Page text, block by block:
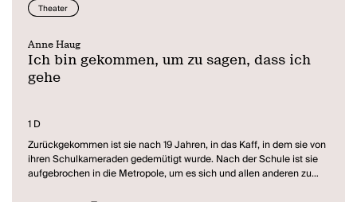
zusammengehalten: diese eine Melodie.
Wenn eine Familie genügend Masse hat, wenn sie schwer ist,
schwer wie ein Stern, dann kann sie irgendwann nur noch
kollabieren, weil ihr der eigene Hunger zum Verhängnis wird, weil sie
leuchtet nur, wenn sie sich selbst frisst."
Theater
Anne Haug
Ich bin gekommen, um zu sagen, dass ich
gehe
1 D
Zurückgekommen ist sie nach 19 Jahren, in das Kaff, in dem sie von
ihren Schulkameraden gedemütigt wurde. Nach der Schule ist sie
aufgebrochen in die Metropole, um es sich und allen anderen zu